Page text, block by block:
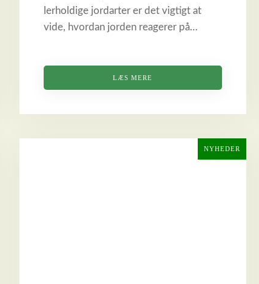
lerholdige jordarter er det vigtigt at
vide, hvordan jorden reagerer på…
LÆS MERE
NYHEDER